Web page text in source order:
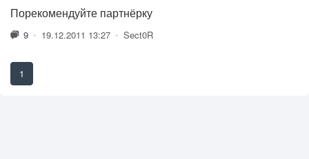
Порекомендуйте партнёрку
9 • 19.12.2011 13:27 • Sect0R
1